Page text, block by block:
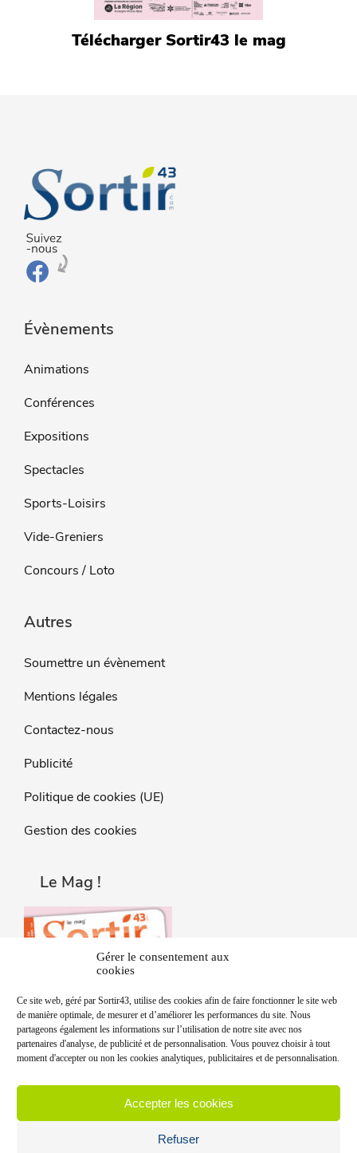
Gérer le consentement aux
cookies
Ce site web, géré par Sortir43, utilise des cookies afin de faire fonctionner le site web
de manière optimale, de mesurer et d’améliorer les performances du site. Nous
partageons également les informations sur l’utilisation de notre site avec nos
partenaires d'analyse, de publicité et de personnalisation. Vous pouvez choisir à tout
moment d'accepter ou non les cookies analytiques, publicitaires et de personnalisation.
Accepter les cookies
Refuser
Télécharger Sortir43 le mag
Évènements
Animations
Conférences
Expositions
Spectacles
Sports-Loisirs
Vide-Greniers
Concours / Loto
Autres
Soumettre un évènement
Mentions légales
Contactez-nous
Publicité
Politique de cookies (UE)
Gestion des cookies
Le Mag !